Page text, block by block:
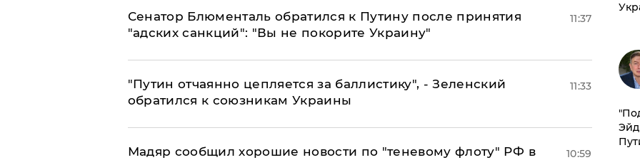
Сенатор Блюменталь обратился к Путину после принятия
"адских санкций": "Вы не покорите Украину"
11:37
"Путин отчаянно цепляется за баллистику", - Зеленский
обратился к союзникам Украины
11:33
Мадяр сообщил хорошие новости по "теневому флоту" РФ в
10:59